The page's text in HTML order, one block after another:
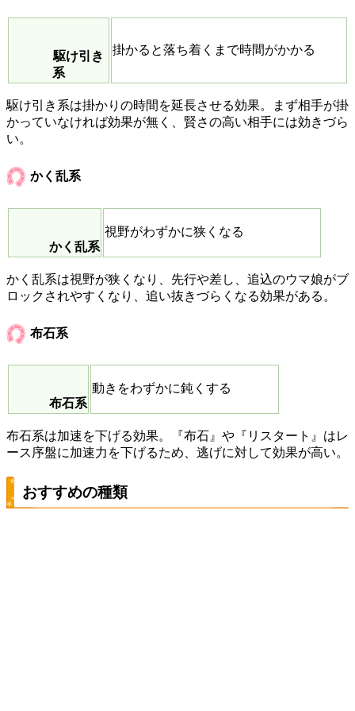
駆け引き
系
掛かると落ち着くまで時間がかかる
駆け引き系は掛かりの時間を延長させる効果。まず相手が掛
かっていなければ効果が無く、賢さの高い相手には効きづら
い。
かく乱系
かく乱系
視野がわずかに狭くなる
かく乱系は視野が狭くなり、先行や差し、追込のウマ娘がブ
ロックされやすくなり、追い抜きづらくなる効果がある。
布石系
布石系
動きをわずかに鈍くする
布石系は加速を下げる効果。『布石』や『リスタート』はレ
ース序盤に加速力を下げるため、逃げに対して効果が高い。
おすすめの種類